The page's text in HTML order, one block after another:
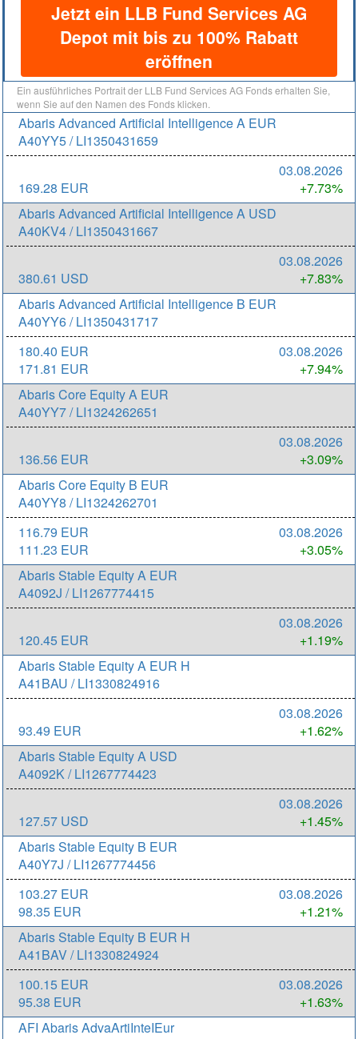
Jetzt ein LLB Fund Services AG
Depot mit bis zu 100% Rabatt
eröffnen
Ein ausführliches Portrait der LLB Fund Services AG Fonds erhalten Sie,
wenn Sie auf den Namen des Fonds klicken.
Abaris Advanced Artificial Intelligence A EUR
A40YY5 / LI1350431659
169.28 EUR
03.08.2026
+7.73%
Abaris Advanced Artificial Intelligence A USD
A40KV4 / LI1350431667
380.61 USD
03.08.2026
+7.83%
Abaris Advanced Artificial Intelligence B EUR
A40YY6 / LI1350431717
180.40 EUR
171.81 EUR
03.08.2026
+7.94%
Abaris Core Equity A EUR
A40YY7 / LI1324262651
136.56 EUR
03.08.2026
+3.09%
Abaris Core Equity B EUR
A40YY8 / LI1324262701
116.79 EUR
111.23 EUR
03.08.2026
+3.05%
Abaris Stable Equity A EUR
A4092J / LI1267774415
120.45 EUR
03.08.2026
+1.19%
Abaris Stable Equity A EUR H
A41BAU / LI1330824916
93.49 EUR
03.08.2026
+1.62%
Abaris Stable Equity A USD
A4092K / LI1267774423
127.57 USD
03.08.2026
+1.45%
Abaris Stable Equity B EUR
A40Y7J / LI1267774456
103.27 EUR
98.35 EUR
03.08.2026
+1.21%
Abaris Stable Equity B EUR H
A41BAV / LI1330824924
100.15 EUR
95.38 EUR
03.08.2026
+1.63%
AFI Abaris AdvaArtiInteIEur